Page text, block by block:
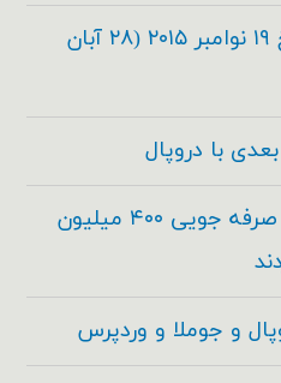
دروپال ۸.۰.۰ در تاریخ ۱۹ نوامبر ۲۰۱۵ (۲۸ آبان
دروپال و آکوئیا برای صرفه جویی ۴۰۰ میلیون
و جوملا و وردپرس